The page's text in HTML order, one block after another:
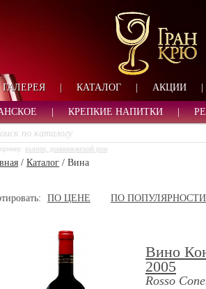
ЛОГИН
ВАШЕ
ИМЯ
ГАЛЕРЕЯ | КАТАЛОГ АКЦИИ
КРЕПКИЕ НАПИТКИ
кьянти, доминиканский ром
/ Каталог / Вина
ПО ЦЕНЕ ПО ПОПУЛЯРНОСТИ
Вино
2005
Rosso